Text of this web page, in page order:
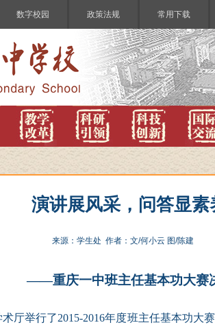
数字校园 政策法规 常用下载
演讲展风采，问答显素
来源：学生处 作者：文/何小云 图/陈建
——重庆一中班主任基本功大赛
术厅举行了2015-2016年度班主任基本功大